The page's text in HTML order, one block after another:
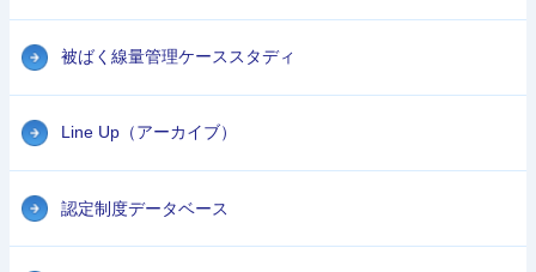
被ばく線量管理ケーススタディ
Line Up（アーカイブ）
認定制度データベース